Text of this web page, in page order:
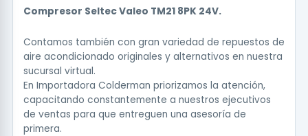
Compresor Seltec Valeo TM21 8PK 24V.
Contamos también con gran variedad de repuestos de
aire acondicionado originales y alternativos en nuestra
sucursal virtual.
En Importadora Colderman priorizamos la atención,
capacitando constantemente a nuestros ejecutivos
de ventas para que entreguen una asesoría de
primera.